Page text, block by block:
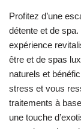
Profitez d’une
détente et de
expérience
être et de spas
naturels et
stress et vous
traitements à
une touche